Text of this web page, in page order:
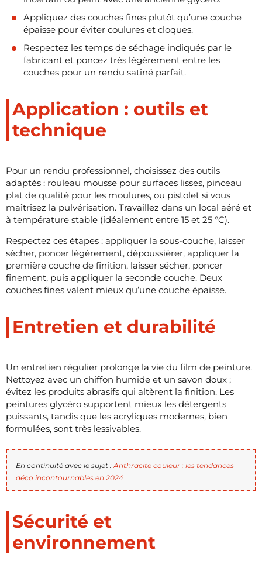
Appliquez des couches fines plutôt qu’une couche
épaisse pour éviter coulures et cloques.
Respectez les temps de séchage indiqués par le
fabricant et poncez très légèrement entre les
couches pour un rendu satiné parfait.
Application : outils et
technique
Pour un rendu professionnel, choisissez des outils
adaptés : rouleau mousse pour surfaces lisses, pinceau
plat de qualité pour les moulures, ou pistolet si vous
maîtrisez la pulvérisation. Travaillez dans un local aéré et
à température stable (idéalement entre 15 et 25 °C).
Respectez ces étapes : appliquer la sous-couche, laisser
sécher, poncer légèrement, dépoussiérer, appliquer la
première couche de finition, laisser sécher, poncer
finement, puis appliquer la seconde couche. Deux
couches fines valent mieux qu’une couche épaisse.
Entretien et durabilité
Un entretien régulier prolonge la vie du film de peinture.
Nettoyez avec un chiffon humide et un savon doux ;
évitez les produits abrasifs qui altèrent la finition. Les
peintures glycéro supportent mieux les détergents
puissants, tandis que les acryliques modernes, bien
formulées, sont très lessivables.
En continuité avec le sujet : Anthracite couleur : les tendances
déco incontournables en 2024
Sécurité et
environnement